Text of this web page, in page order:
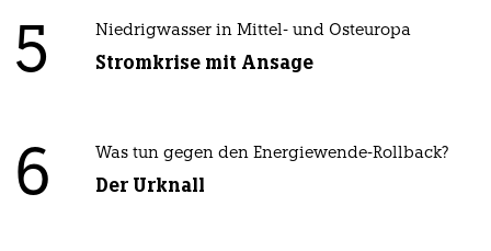
5 Niedrigwasser in Mittel- und Osteuropa
Stromkrise mit Ansage
6 Was tun gegen den Energiewende-Rollback?
Der Urknall